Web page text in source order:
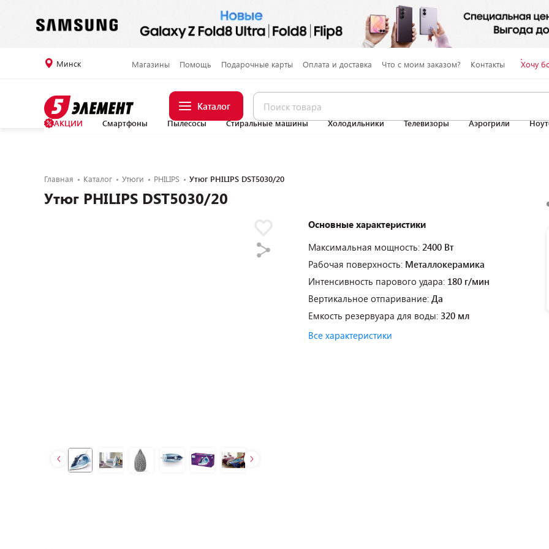
Минск Магазины Помощь Подарочные карты Оплата и доставка Что с моим заказом? Контакты Хочу
Каталог
АКЦИИ Смартфоны Пылесосы Стиральные машины Холодильники Телевизоры Аэрогрили
Главная Каталог Утюги PHILIPS Утюг PHILIPS DST5030/20
Утюг PHILIPS DST5030/20
Основные характеристики
Максимальная мощность: 2400 Вт
Рабочая поверхность: Металлокерамика
Интенсивность парового удара: 180 г/мин
Вертикальное отпаривание: Да
Емкость резервуара для воды: 320 мл
Все характеристики